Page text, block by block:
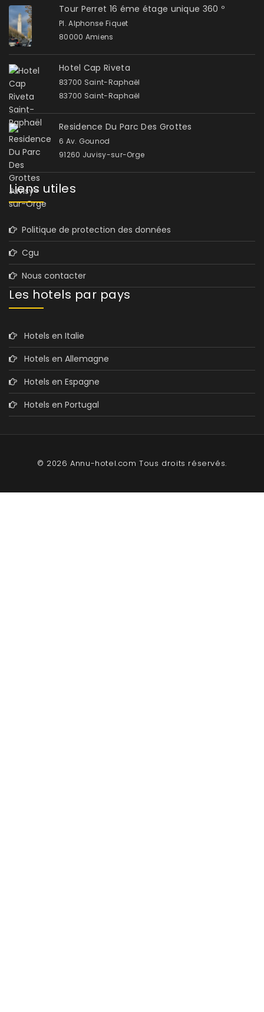
Tour Perret 16 éme étage unique 360 º
Pl. Alphonse Fiquet
80000 Amiens
Hotel Cap Riveta
83700 Saint-Raphaël
83700 Saint-Raphaël
Residence Du Parc Des Grottes
6 Av. Gounod
91260 Juvisy-sur-Orge
Liens utiles
Politique de protection des données
Cgu
Nous contacter
Les hotels par pays
Hotels en Italie
Hotels en Allemagne
Hotels en Espagne
Hotels en Portugal
© 2026 Annu-hotel.com Tous droits réservés.